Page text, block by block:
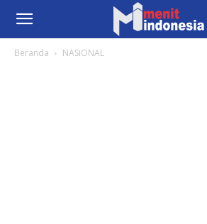
Beranda NASIONAL